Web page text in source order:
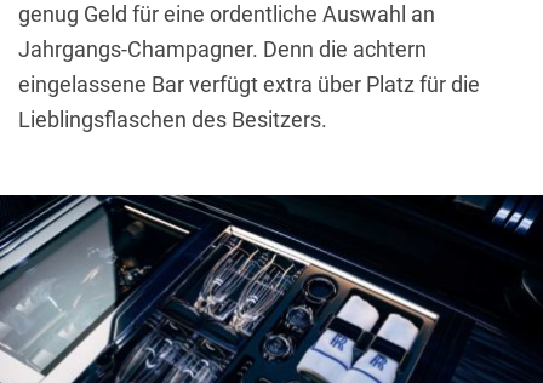
genug Geld für eine ordentliche Auswahl an
Jahrgangs-Champagner. Denn die achtern
eingelassene Bar verfügt extra über Platz für die
Lieblingsflaschen des Besitzers.